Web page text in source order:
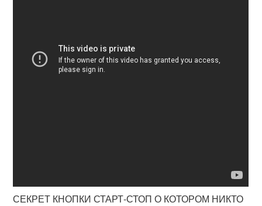
СЕКРЕТ КНОПКИ СТАРТ-СТОП О КОТОРОМ НИКТО